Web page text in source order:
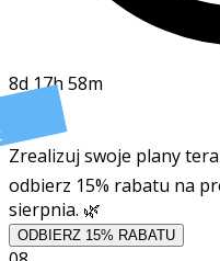
8d 17h 58m
Zrealizuj swoje plany
odbierz 15% rabatu na
sierpnia. 🌿
ODBIERZ 15% RABATU